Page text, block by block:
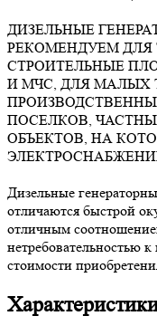
ДИЗЕЛЬНЫЕ
РЕКОМЕНДУЕМ ДЛЯ
СТРОИТЕЛЬНЫЕ
И МЧС, ДЛЯ МАЛЫХ
ПОСЕЛКОВ,
ОБЪЕКТОВ, НА
Дизельные
отличаются быстрой
отличным
нетребовательностью
стоимости